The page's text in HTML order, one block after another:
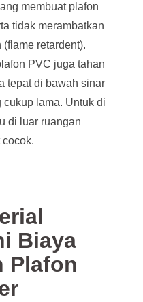
membuat plafon
tidak merambatkan
retardent).
PVC juga tahan
tepat di bawah sinar
lama. Untuk di
di luar ruangan
cocok.
Biaya
Plafon